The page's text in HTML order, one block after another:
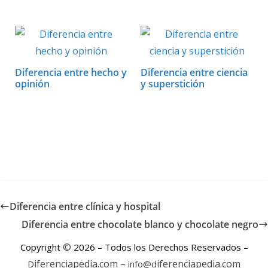
Diferencia entre hecho y
opinión
Diferencia entre ciencia
y superstición
Diferencia entre clínica y hospital
Diferencia entre chocolate blanco y chocolate negro
Copyright © 2026 – Todos los Derechos Reservados –
Diferenciapedia.com – info@diferenciapedia.com